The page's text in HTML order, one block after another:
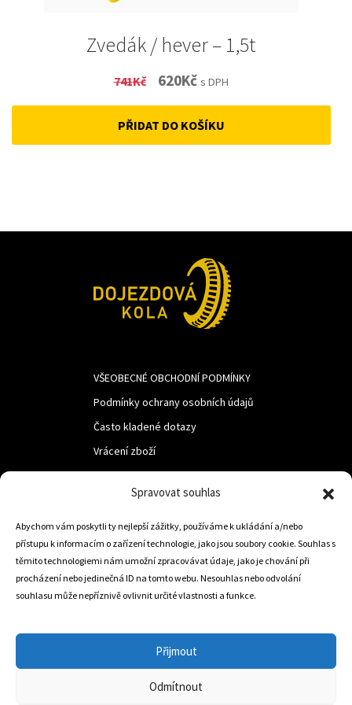
Spravovat souhlas
Abychom vám poskytli ty nejlepší zážitky, používáme k ukládání a/nebo
přístupu k informacím o zařízení technologie, jako jsou soubory cookie. Souhlas s
těmito technologiemi nám umožní zpracovávat údaje, jako je chování při
procházení nebo jedinečná ID na tomto webu. Nesouhlas nebo odvolání
souhlasu může nepříznivě ovlivnit určité vlastnosti a funkce.
Přijmout
Odmítnout
Zvedák / hever – 1,5t
741Kč
Original
price
was:
620KčCurrent
price
is:
s DPH
PŘIDAT DO KOŠÍKU
VŠEOBECNÉ OBCHODNÍ PODMÍNKY
Podmínky ochrany osobních údajů
Často kladené dotazy
Vrácení zboží
LUF s.r.o.
Nám. M.R.Štefanika 518,
Trstená 02801
info@dojezdovakola.com